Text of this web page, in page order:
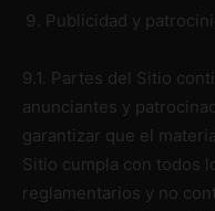
Publicidad y
9.1. Partes del Sitio
anunciantes y
garantizar que el
Sitio cumpla con todos
reglamentarios y no